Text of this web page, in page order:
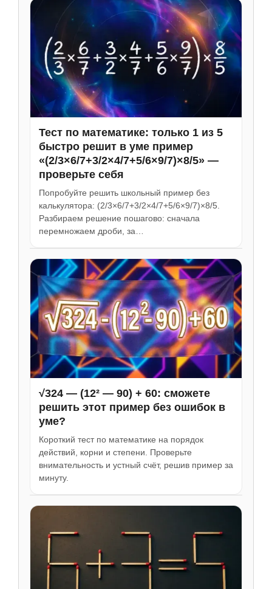
Тест по математике: только 1 из 5
быстро решит в уме пример
«(2/3×6/7+3/2×4/7+5/6×9/7)×8/5» —
проверьте себя
Попробуйте решить школьный пример без
калькулятора: (2/3×6/7+3/2×4/7+5/6×9/7)×8/5.
Разбираем решение пошагово: сначала
перемножаем дроби, за…
√324 — (12² — 90) + 60: сможете
решить этот пример без ошибок в
уме?
Короткий тест по математике на порядок
действий, корни и степени. Проверьте
внимательность и устный счёт, решив пример за
минуту.